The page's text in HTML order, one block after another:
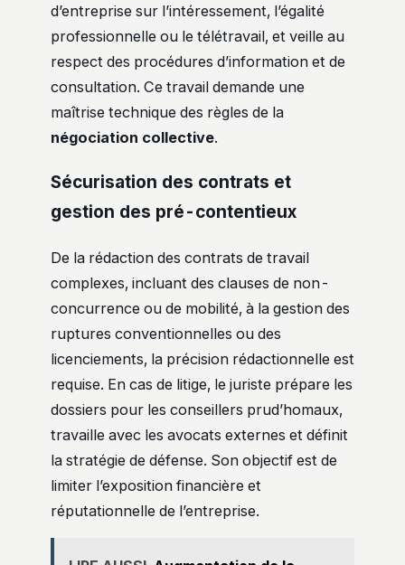
d’entreprise sur l’intéressement, l’égalité
professionnelle ou le télétravail, et veille au
respect des procédures d’information et de
consultation. Ce travail demande une
maîtrise technique des règles de la
négociation collective.
Sécurisation des contrats et
gestion des pré-contentieux
De la rédaction des contrats de travail
complexes, incluant des clauses de non-
concurrence ou de mobilité, à la gestion des
ruptures conventionnelles ou des
licenciements, la précision rédactionnelle est
requise. En cas de litige, le juriste prépare les
dossiers pour les conseillers prud’homaux,
travaille avec les avocats externes et définit
la stratégie de défense. Son objectif est de
limiter l’exposition financière et
réputationnelle de l’entreprise.